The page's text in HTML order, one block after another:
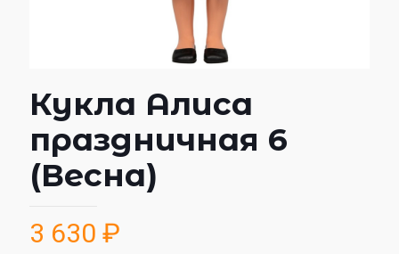
Кукла Алиса
праздничная 6
(Весна)
3 630 ₽